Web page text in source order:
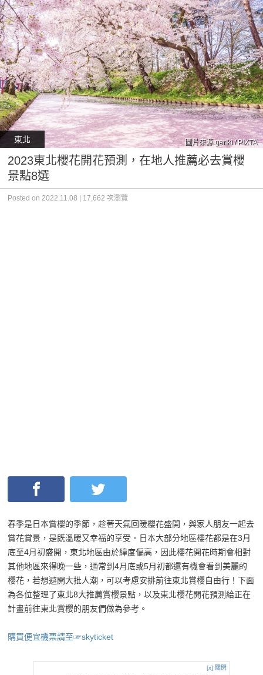
圖片來源 genki / PIXTA
東北
2023東北櫻花開花預測，在地人推薦必去賞櫻
景點8選
Posted on 2022.11.08 | 17,662 次瀏覽
春季是日本賞櫻的季節，趁著天氣回暖櫻花盛開，與家人朋友一起去
賞花賞景，是既溫暖又幸福的享受。日本大部分地區櫻花都是在3月
底至4月初盛開，東北地區由於緯度偏高，因此櫻花開花時期會相對
其他地區來得晚一些，通常到4月底或5月初都還有機會看到美麗的
櫻花，若想避開大批人潮，可以考慮安排前往東北賞櫻自由行！下面
為各位整理了東北8大推薦賞櫻景點，以及東北櫻花開花預測給正在
計畫前往東北賞櫻的朋友們做為參考。
購買便宜機票請至☞skyticket
[x] 關閉